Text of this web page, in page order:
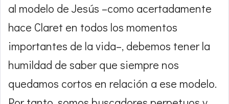
al modelo de Jesús –como acertadamente
hace Claret en todos los momentos
importantes de la vida–, debemos tener la
humildad de saber que siempre nos
quedamos cortos en relación a ese modelo.